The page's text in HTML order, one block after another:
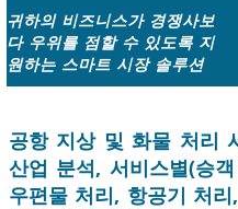
귀하의 비즈니스가 경쟁사보
다 우위를 점할 수 있도록 지
원하는 스마트 시장 솔루션
공항 지상 및 화물 처리
산업 분석, 서비스별(승
우편물 처리, 항공기 처